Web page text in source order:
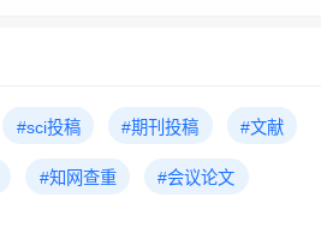
#sci投稿 #期刊投稿 #文献
#知网查重 #会议论文